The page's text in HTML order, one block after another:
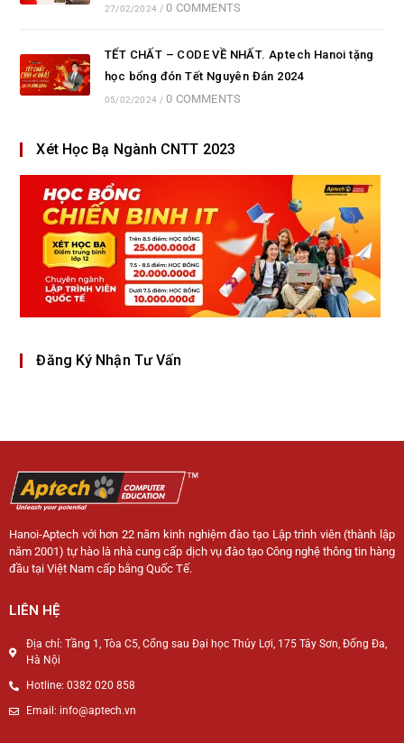
27/02/2024 / 0 COMMENTS
TẾT CHẤT – CODE VỀ NHẤT. Aptech Hanoi tặng
học bổng đón Tết Nguyên Đán 2024
05/02/2024 / 0 COMMENTS
Xét Học Bạ Ngành CNTT 2023
Đăng Ký Nhận Tư Vấn
Hanoi-Aptech với hơn 22 năm kinh nghiệm đào tạo Lập trình viên (thành lập
năm 2001) tự hào là nhà cung cấp dịch vụ đào tạo Công nghệ thông tin hàng
đầu tại Việt Nam cấp bằng Quốc Tế.
LIÊN HỆ
Địa chỉ: Tầng 1, Tòa C5, Cổng sau Đại học Thủy Lợi, 175 Tây Sơn, Đống Đa,
Hà Nội
Hotline: 0382 020 858
Email: info@aptech.vn